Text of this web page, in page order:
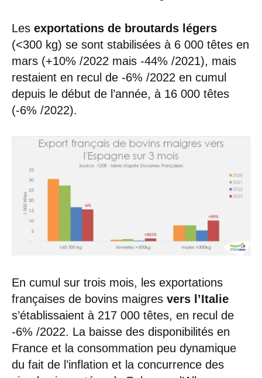
Les exportations de broutards légers
(<300 kg) se sont stabilisées à 6 000 têtes en
mars (+10% /2022 mais -44% /2021), mais
restaient en recul de -6% /2022 en cumul
depuis le début de l’année, à 16 000 têtes
(-6% /2022).
En cumul sur trois mois, les exportations
françaises de bovins maigres vers l’Italie
s’établissaient à 217 000 têtes, en recul de
-6% /2022. La baisse des disponibilités en
France et la consommation peu dynamique
du fait de l’inflation et la concurrence des